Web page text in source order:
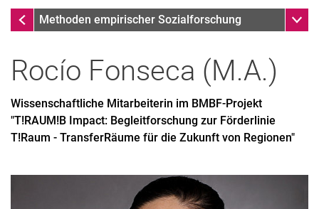
Suchen (öffnet externen Link in einem
TeamMethoden empirischer Sozialforschung
Prof. Dr. Bettina Langfeldt
Rocío Fonseca (M.A.)
Wissenschaftliche Mitarbeiterin im BMBF-Projekt
"T!RAUM!B Impact: Begleitforschung zur Förderlinie
T!Raum - TransferRäume für die Zukunft von Regionen"